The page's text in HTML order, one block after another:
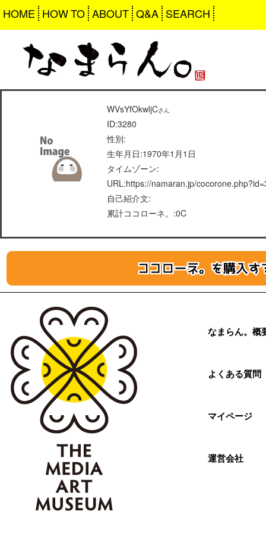
HOME HOW TO ABOUT Q&A SEARCH
WVsYfOkwljCさん
ID:3280
性別:
生年月日:1970年1月1日
タイムゾーン:
URL:https://namaran.jp/
自己紹介文:
累計ココローネ。:0C
なまらん。概
よくある質問
マイページ
運営会社